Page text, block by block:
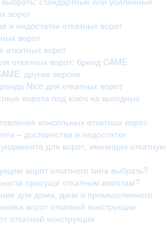
ворот
и недостатки откатных ворот
ворот
откатных ворот
откатных ворот: бренд CAME
другие версии
Nice для откатных ворот
ворота под ключ на выгодных
консольных откатных ворот
– достоинства и недостатки
для ворот, имеющих откатную
ворот откатного типа выбрать?
присущи откатным воротам?
для дома, дачи и промышленного
ворот откатной конструкции
откатной конструкции